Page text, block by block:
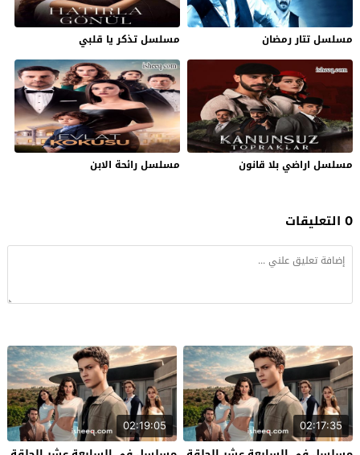
مسلسل تتار رمضان مسلسل تذكر يا قلبي
مسلسل اراضي بلا قانون مسلسل رائحة الابن
0 التعليقات
02:17:35
02:19:05